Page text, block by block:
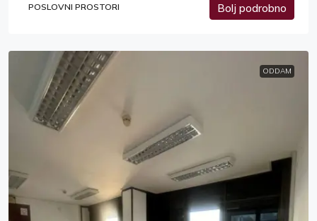
POSLOVNI PROSTORI Bolj podrobno
ODDAM